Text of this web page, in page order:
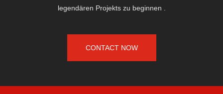
legendären Projekts zu beginnen
CONTACT NOW